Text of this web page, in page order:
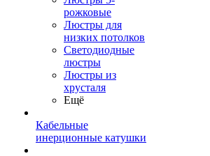
рожковые
Люстры для
низких потолков
Cветодиодные
люстры
Люстры из
хрусталя
Ещё
Кабельные
инерционные катушки